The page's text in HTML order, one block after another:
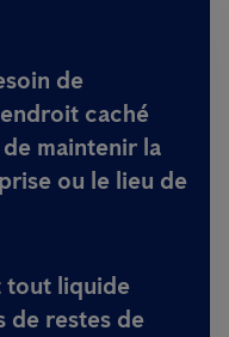
de
caché
maintenir la
ou le lieu de
tout liquide
de restes de